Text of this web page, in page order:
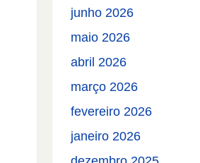
junho 2026
maio 2026
abril 2026
março 2026
fevereiro 2026
janeiro 2026